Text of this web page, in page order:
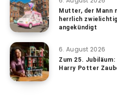
Mutter, der Mann
herrlich
angekündigt
6. August 2026
Zum 25.
Harry Potter